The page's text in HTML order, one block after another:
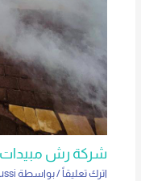
شركة رش مبيدات
اترك تعليقاً / بواسطة